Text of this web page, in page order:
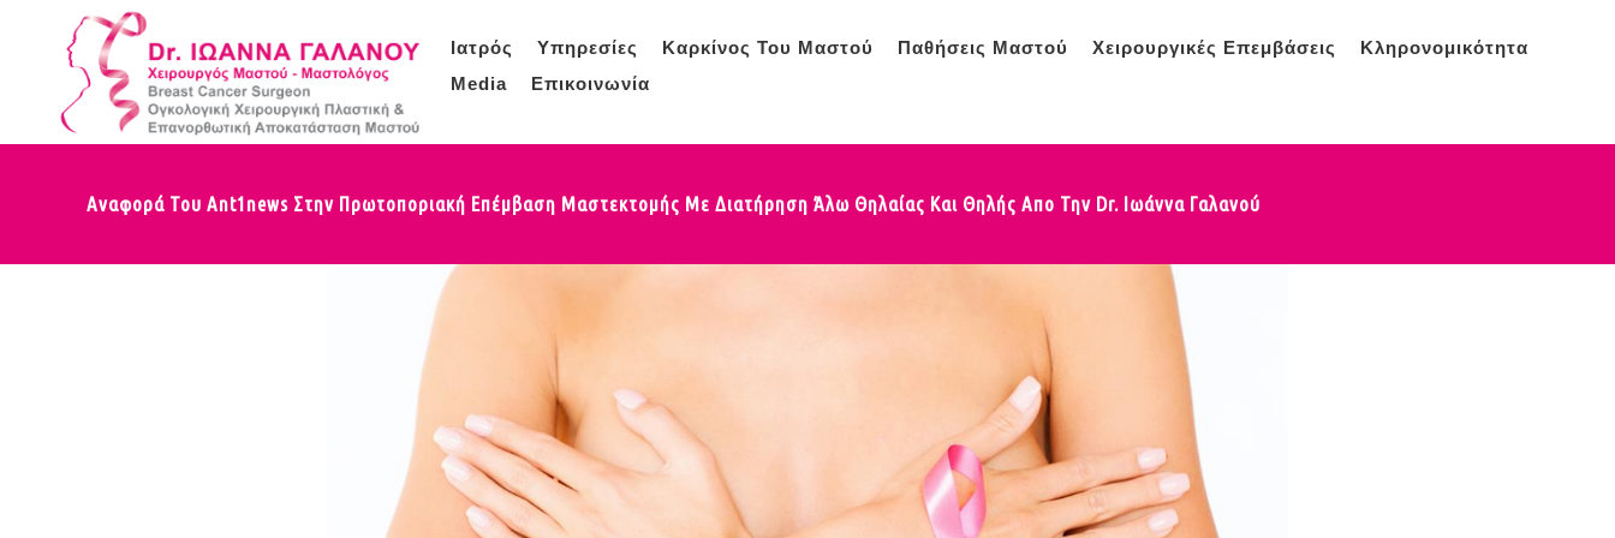
Ιατρός Υπηρεσίες Καρκίνος Του Μαστού Παθήσεις Μαστού Χειρουργικές Επεμβάσεις
Κληρονομικότητα
Media
Επικοινωνία
Αναφορά Του Ant1news Στην Πρωτοποριακή Επέμβαση Μαστεκτομής Με Διατήρηση Άλω Θηλαίας Και Θηλής Απο Την Dr. Ιωάννα Γαλανού